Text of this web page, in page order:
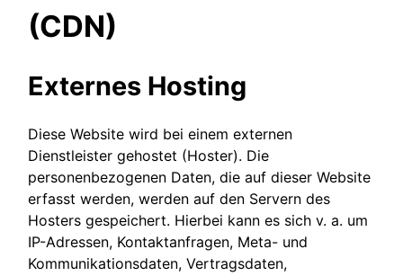
(CDN)
Externes Hosting
Diese Website wird bei einem externen
Dienstleister gehostet (Hoster). Die
personenbezogenen Daten, die auf dieser Website
erfasst werden, werden auf den Servern des
Hosters gespeichert. Hierbei kann es sich v. a. um
IP-Adressen, Kontaktanfragen, Meta- und
Kommunikationsdaten, Vertragsdaten,